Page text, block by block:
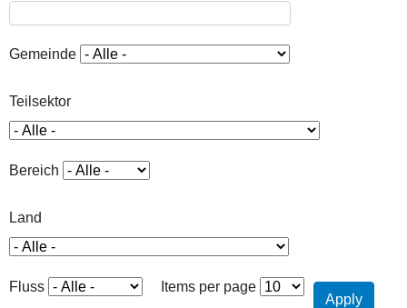
Gemeinde
Teilsektor
Bereich
Land
Fluss
Items per page
Apply